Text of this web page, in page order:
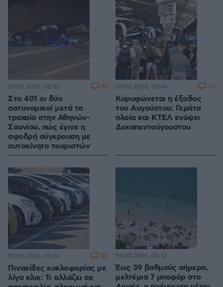
Στο 401 οι δύο
αστυνομικοί μετά το
τροχαίο στην Αθηνών-
Σουνίου, πώς έγινε η
σφοδρή σύγκρουση με
αυτοκίνητο τουριστών
09.08.2026, 08:55 67
Κορυφώνεται η έξοδος
του Αυγούστου: Γεμάτα
πλοία και ΚΤΕΛ ενόψει
Δεκαπενταύγουστου
09.08.2026, 08:44 22
Πινακίδες κυκλοφορίας με
λίγα κλικ: Τι αλλάζει σε
09.08.2026, 08:14 32
Έως 39 βαθμούς σήμερα,
μελτέμια 7 μποφόρ στο
09.08.2026, 08:12